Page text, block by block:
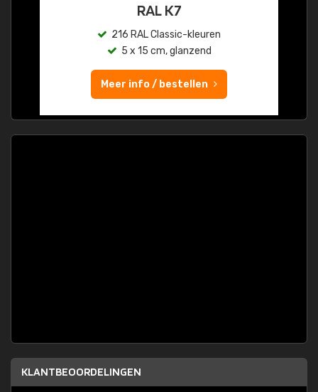
RAL K7
216 RAL Classic-kleuren
5 x 15 cm, glanzend
Meer info / bestellen
KLANTBEOORDELINGEN